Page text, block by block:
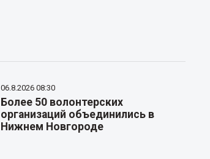
06.8.2026 08:30
Более 50 волонтерских
организаций объединились в
Нижнем Новгороде